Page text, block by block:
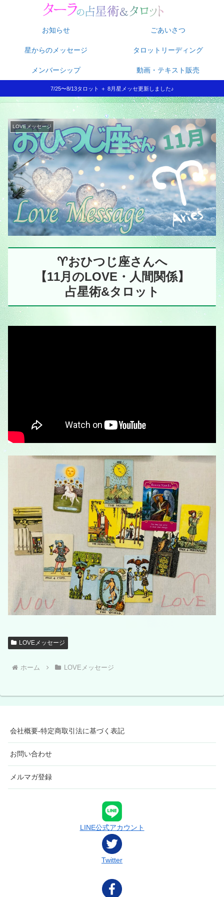
お知らせ ごあいさつ
星からのメッセージ タロットリーディング
メンバーシップ 動画・テキスト販売
7/25〜8/13タロット ＋ 8月星メッセ更新しました♪
LOVEメッセージ
♈️おひつじ座さんへ
【11月のLOVE・人間関係】
占星術&タロット
LOVEメッセージ
ホーム LOVEメッセージ
会社概要-特定商取引法に基づく表記
お問い合わせ
メルマガ登録
LINE公式アカウント
Twitter